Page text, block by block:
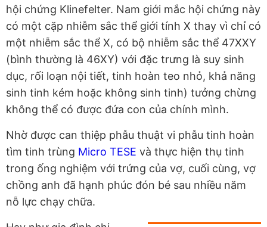
hội chứng Klinefelter. Nam giới mắc hội chứng này
có một cặp nhiễm sắc thể giới tính X thay vì chỉ có
một nhiễm sắc thể X, có bộ nhiễm sắc thể 47XXY
(bình thường là 46XY) với đặc trưng là suy sinh
dục, rối loạn nội tiết, tinh hoàn teo nhỏ, khả năng
sinh tinh kém hoặc không sinh tinh) tưởng chừng
không thể có được đứa con của chính mình.
Nhờ được can thiệp phẫu thuật vi phẫu tinh hoàn
tìm tinh trùng Micro TESE và thực hiện thụ tinh
trong ống nghiệm với trứng của vợ, cuối cùng, vợ
chồng anh đã hạnh phúc đón bé sau nhiều năm
nỗ lực chạy chữa.